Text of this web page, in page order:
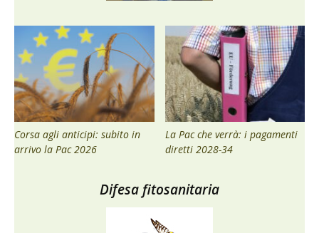
Corsa agli anticipi: subito in
arrivo la Pac 2026
La Pac che verrà: i pagamenti
diretti 2028-34
Difesa fitosanitaria